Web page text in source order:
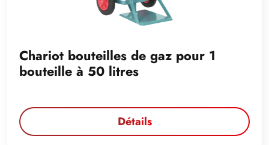
Chariot bouteilles de gaz pour 1
bouteille à 50 litres
Détails